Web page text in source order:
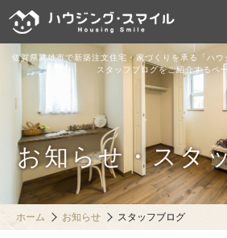
佐賀県武雄市で新築注文住宅・家づくりを承る「ハウ
スタッフブログをご紹介するペ
お知らせ・スタ
ホーム お知らせ スタッフブログ